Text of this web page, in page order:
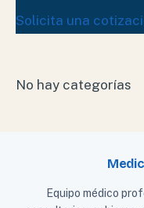
Solicita una
No hay categorías
Equipo médico